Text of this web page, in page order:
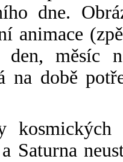
dne.
animace
měsíc
na době
Saturna